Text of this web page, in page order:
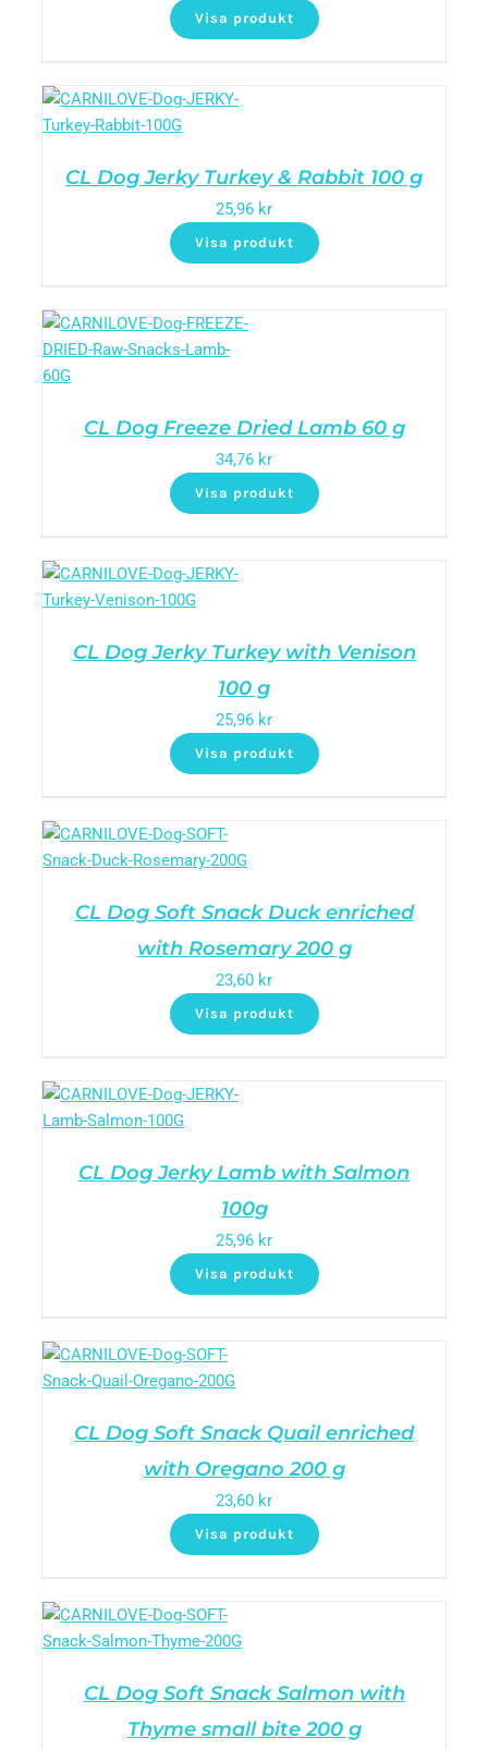
Visa produkt
CL Dog Jerky Turkey & Rabbit 100 g
25,96 kr
Visa produkt
CL Dog Freeze Dried Lamb 60 g
34,76 kr
Visa produkt
CL Dog Jerky Turkey with Venison
100 g
25,96 kr
Visa produkt
CL Dog Soft Snack Duck enriched
with Rosemary 200 g
23,60 kr
Visa produkt
CL Dog Jerky Lamb with Salmon
100g
25,96 kr
Visa produkt
CL Dog Soft Snack Quail enriched
with Oregano 200 g
23,60 kr
Visa produkt
CL Dog Soft Snack Salmon with
Thyme small bite 200 g